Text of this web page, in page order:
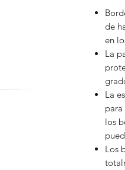
de
en
La
La
los
Los